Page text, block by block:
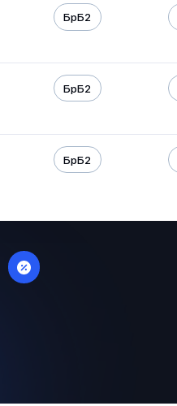
БрБ2
БрБ2
БрБ2